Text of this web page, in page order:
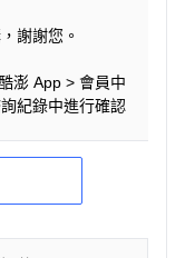
謝謝您。
澎 App > 會員中
紀錄中進行確認